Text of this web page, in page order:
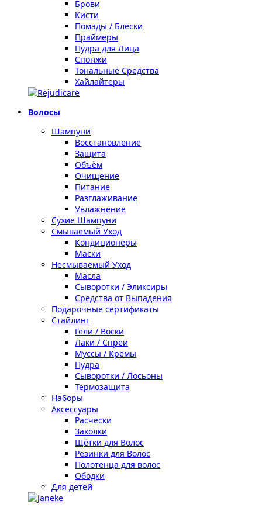
Брови
Кисти
Помады / Блески
Праймеры
Пудра для Лица
Спонжи
Тональные Средства
Хайлайтеры
Волосы
Шампуни
Восстановление
Защита
Объём
Очищение
Питание
Разглаживание
Увлажнение
Сухие Шампуни
Смываемый Уход
Кондиционеры
Маски
Несмываемый Уход
Масла
Сыворотки / Эликсиры
Средства от Выпадения
Подарочные сертификаты
Стайлинг
Гели / Воски
Лаки / Спреи
Муссы / Кремы
Пудра
Сыворотки / Лосьоны
Термозащита
Наборы
Аксессуары
Расчёски
Заколки
Щётки для Волос
Резинки для Волос
Полотенца для волос
Ободки
Для детей